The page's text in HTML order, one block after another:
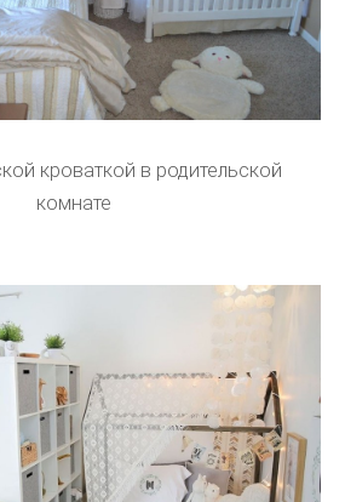
кроваткой в родительской
комнате